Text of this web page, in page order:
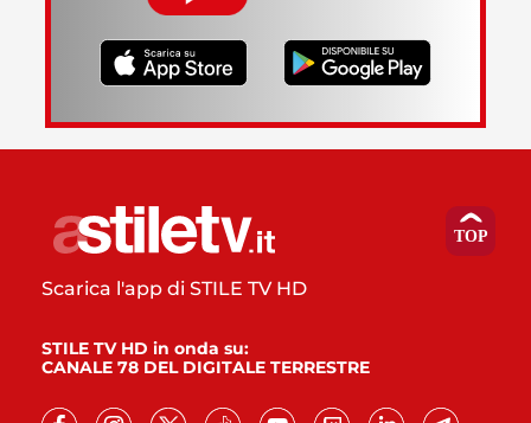
Scarica l'app di STILE TV HD
STILE TV HD in onda su:
CANALE 78 DEL DIGITALE TERRESTRE